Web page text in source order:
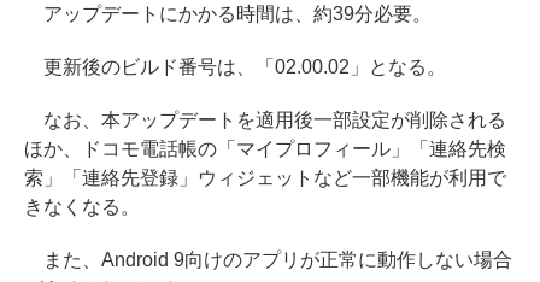
アップデートにかかる時間は、約39分必要。
更新後のビルド番号は、「02.00.02」となる。
なお、本アップデートを適用後一部設定が削除される
ほか、ドコモ電話帳の「マイプロフィール」「連絡先検
索」「連絡先登録」ウィジェットなど一部機能が利用で
きなくなる。
また、Android 9向けのアプリが正常に動作しない場合